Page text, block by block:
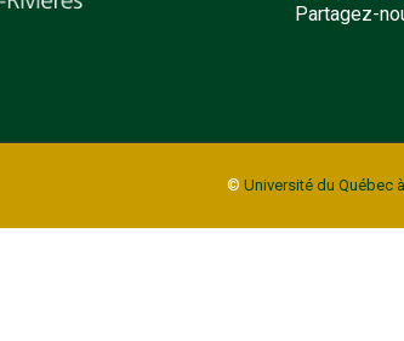
Partagez-
© Université du Québec